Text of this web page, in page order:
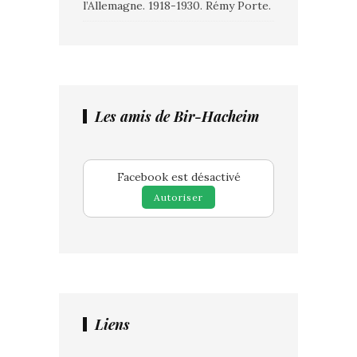
l’Allemagne. 1918-1930. Rémy Porte.
Les amis de Bir-Hacheim
Facebook est désactivé
Autoriser
Liens